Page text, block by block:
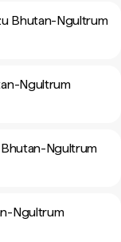
Bhutan-Ngultrum
Ngultrum
Bhutan-Ngultrum
Ngultrum